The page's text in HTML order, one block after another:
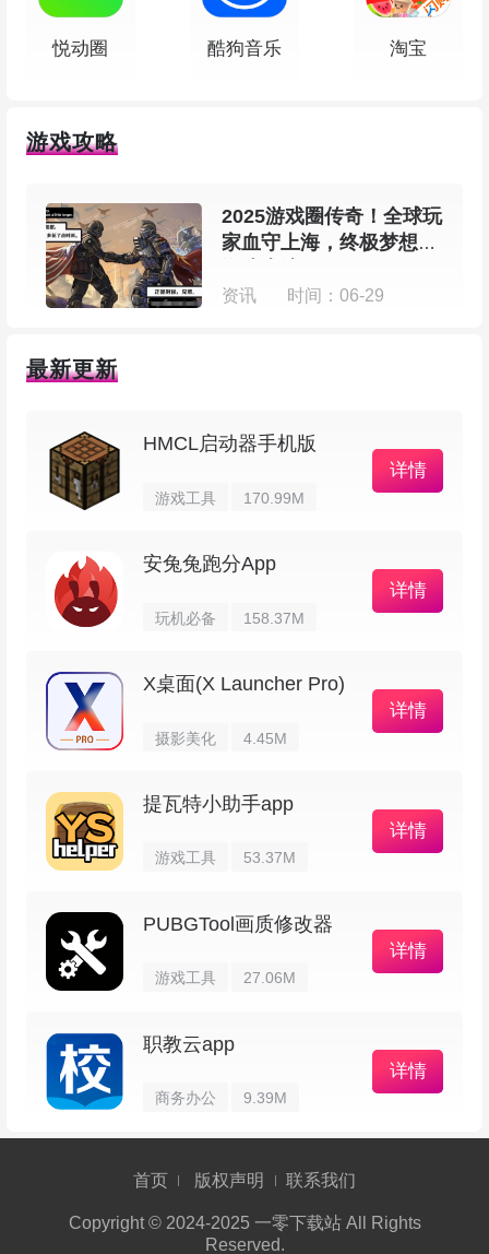
2、分离或链接铃声音量和通知音量的选项
3、能够更改警报，振铃和通知的铃声
6、完全交互式主屏幕小部件：
预设（应用一组音频设置）
预设列表（应用任何预设）
音量锁定器（更改/锁定音量级别）
振动（用于振铃和通知的切换振动设置）
振铃（在无声，振动和正常之间切换振铃模
式）
注意：要访问小部件，不应将应用安装到SD
卡上。某些Android版本可能需要重新启动才能在
软件特色
这玩意儿用起来很直接，改一改现有的预设或
悦动圈 酷狗音乐 淘宝
游戏攻略
2025游戏圈传奇！全球玩
家血守上海，终极梦想在
资讯 时间：06-29
最新更新
HMCL启动器手机版
游戏工具 170.99M
详情
安兔兔跑分App
玩机必备 158.37M
详情
X桌面(X Launcher Pro)
摄影美化 4.45M
详情
提瓦特小助手app
游戏工具 53.37M
详情
PUBGTool画质修改器
游戏工具 27.06M
详情
职教云app
商务办公 9.39M
详情
首页 版权声明 联系我们
Copyright © 2024-2025 一零下载站 All Rights
Reserved.